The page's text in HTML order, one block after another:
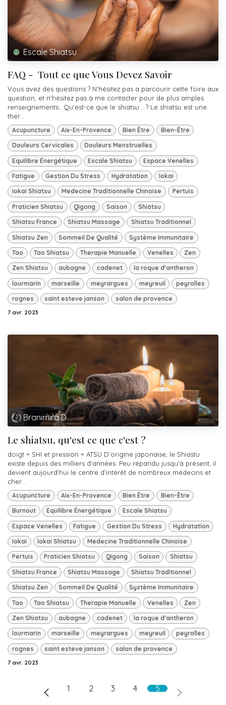
Escale Shiatsu
FAQ - Tout ce que Vous Devez Savoir
Vous avez des questions ? N'hésitez pas a parcourir cette foire aux
question, et n'hésitez pas à me contacter pour de plus amples
renseignements.. Qu'est-ce que le shiatsu... ? Le shiatsu est une
thér...
Acupuncture Aix-En-Provence Bien Être Bien-Être
Douleurs Cervicales Douleurs Menstruelles
Equilibre Énergétique Escale Shiatsu Espace Venelles
Fatigue Gestion Du Stress Hydratation Iokai
Iokai Shiatsu Medecine Traditionnelle Chinoise Pertuis
Praticien Shiatsu Qigong Saison Shiatsu
Shiatsu France Shiatsu Massage Shiatsu Traditionnel
Shiatsu Zen Sommeil De Qualité Système Immunitaire
Tao Tao Shiatsu Therapie Manuelle Venelles Zen
Zen Shiatsu aubagne cadenet la roque d'antheron
lourmarin marseille meyrargues meyreuil peyrolles
rognes saint esteve janson salon de provence
7 avr. 2023
Branimira D
Le shiatsu, qu'est ce que c'est ?
doigt = SHI et pression = ATSU D’origine japonaise, le Shiastu
existe depuis des milliers d’années. Peu répandu jusqu’à présent, il
devient aujourd’hui le centre d’intérêt de nombreux médecins et
cher...
Acupuncture Aix-En-Provence Bien Être Bien-Être
Burnout Equilibre Énergétique Escale Shiatsu
Espace Venelles Fatigue Gestion Du Stress Hydratation
Iokai Iokai Shiatsu Medecine Traditionnelle Chinoise
Pertuis Praticien Shiatsu Qigong Saison Shiatsu
Shiatsu France Shiatsu Massage Shiatsu Traditionnel
Shiatsu Zen Sommeil De Qualité Système Immunitaire
Tao Tao Shiatsu Therapie Manuelle Venelles Zen
Zen Shiatsu aubagne cadenet la roque d'antheron
lourmarin marseille meyrargues meyreuil peyrolles
rognes saint esteve janson salon de provence
7 avr. 2023
1 2 3 4 5